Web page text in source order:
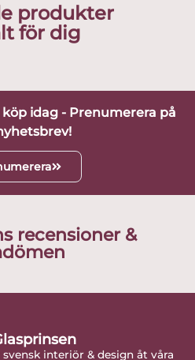
produkter
för dig
idag - Prenumerera på
recensioner &
interiör & design åt våra